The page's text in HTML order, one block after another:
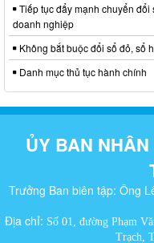
Tiếp tục đẩy mạnh chuyển
doanh nghiệp
Không bắt buộc đổi sổ đỏ, sổ
Danh mục thủ tục hành chính
ỦY BAN
Trưởng Ban biên tập: Ông
Địa chỉ: Số 01, đường Phạm
Trạch,